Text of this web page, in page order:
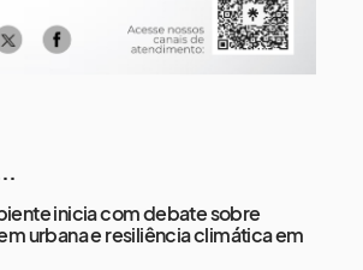
inicia com debate sobre
urbana e resiliência climática em